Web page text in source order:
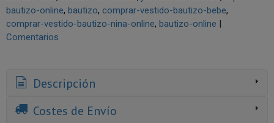
bautizo-online bautizo comprar-vestido-bautizo-bebe
comprar-vestido-bautizo-nina-online bautizo-online |
Comentarios
Descripción
Costes de Envío